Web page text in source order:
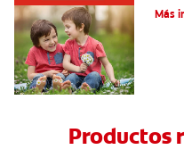
Más
Productos